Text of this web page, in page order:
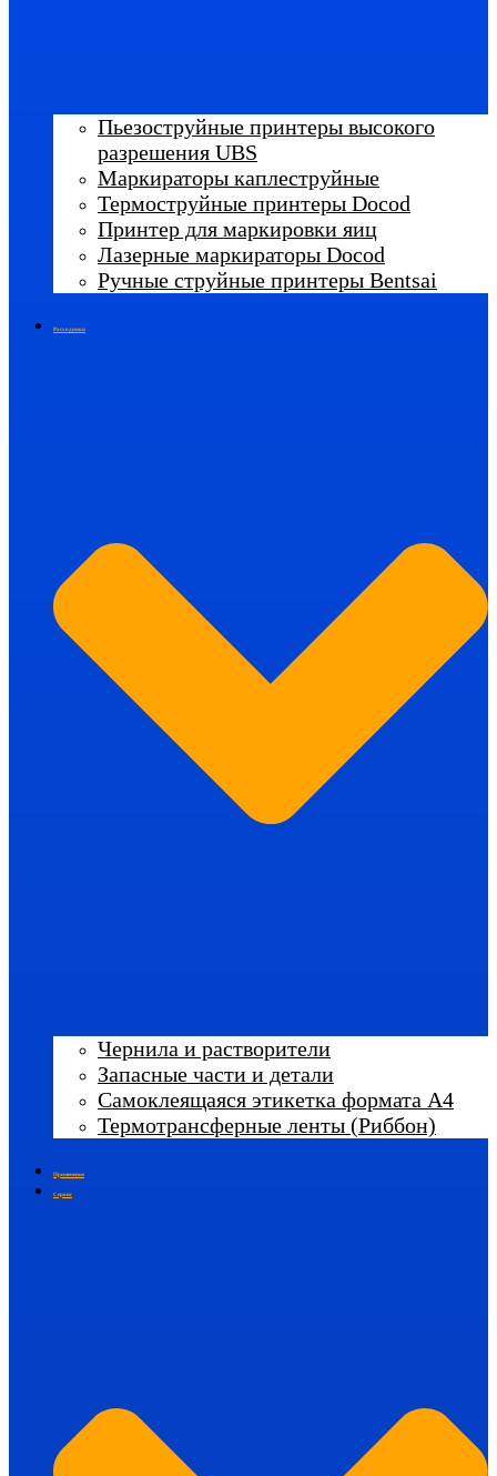
Пьезоструйные принтеры высокого
разрешения UBS
Маркираторы каплеструйные
Термоструйные принтеры Docod
Принтер для маркировки яиц
Лазерные маркираторы Docod
Ручные струйные принтеры Bentsai
Расходники
Чернила и растворители
Запасные части и детали
Самоклеящаяся этикетка формата А4
Термотрансферные ленты (Риббон)
Применение
Сервис